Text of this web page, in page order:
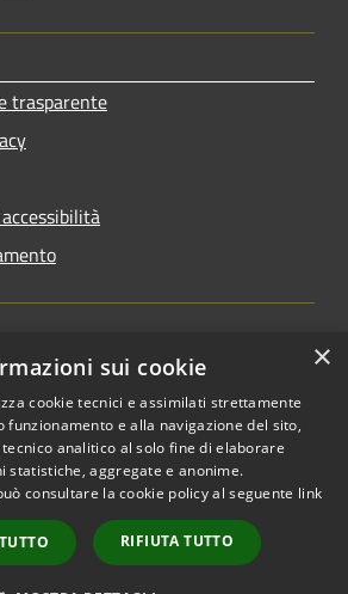
trasparente
Copyright © 2026 • Comune di
Municipium•
Accesso
redazione
×
sui cookie
cookie tecnici e assimilati strettamente
funzionamento e alla navigazione del sito,
analitico al solo fine di elaborare
statistiche, aggregate e anonime.
consultare la cookie policy al seguente link
RIFIUTA TUTTO